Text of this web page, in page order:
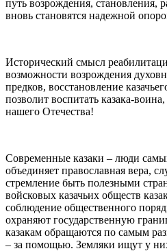
путь возрождения, становления,
вновь становятся надежной
Исторический смысл
возможности возрождения
предков, восстановление
позволит воспитать казака-
нашего Отечества!
Современные казаки – люди
объединяет православная вера,
стремление быть полезными
войсковых казачьих обществ
соблюдение общественного
охраняют государственную
казакам обращаются по самым
– за помощью. Земляки ищут у